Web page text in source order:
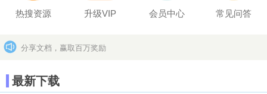
热搜资源 升级VIP 会员中心 常见问答
分享文档，赢取百万奖励
最新下载